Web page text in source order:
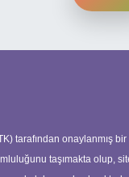
tarafından onaylanmış
taşımakta olup,